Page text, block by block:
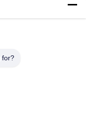
oddzielenia
w
ze stali nierdzewnej
for?